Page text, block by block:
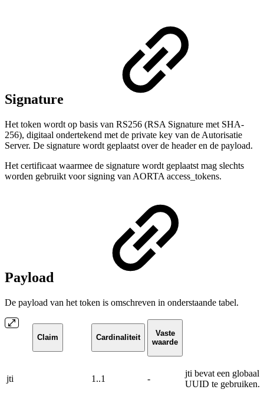
Signature
Het token wordt op basis van RS256 (RSA Signature met SHA-
256), digitaal ondertekend met de private key van de Autorisatie
Server. De signature wordt geplaatst over de header en de payload.
Het certificaat waarmee de signature wordt geplaatst mag slechts
worden gebruikt voor signing van AORTA access_tokens.
Payload
De payload van het token is omschreven in onderstaande tabel.
Claim Cardinaliteit
Vaste
waarde
jti 1..1 -
jti bevat een globaal
UUID te gebruiken.